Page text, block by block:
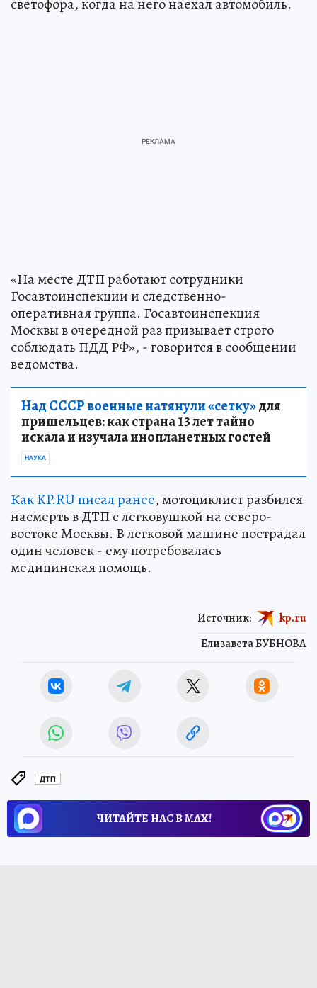
светофора, когда на него наехал автомобиль.
«На месте ДТП работают сотрудники
Госавтоинспекции и следственно-
оперативная группа. Госавтоинспекция
Москвы в очередной раз призывает строго
соблюдать ПДД РФ», - говорится в сообщении
ведомства.
Над СССР военные натянули «сетку»для
пришельцев: как страна 13 лет тайно
искала и изучала инопланетных гостей
НАУКА
Как KP.RU писал ранее, мотоциклист разбился
насмерть в ДТП с легковушкой на северо-
востоке Москвы. В легковой машине пострадал
один человек - ему потребовалась
медицинская помощь.
Елизавета БУБНОВА
Источник: kp.ru
ДТП
ЧИТАЙТЕ НАС В МАХ!